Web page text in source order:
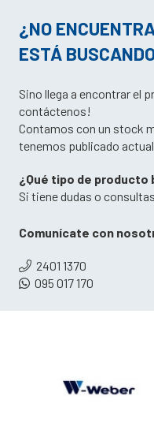
¿NO
ESTÁ
Sino llega a encontrar el
contáctenos!
Contamos con un stock
tenemos publicado
¿Qué tipo de producto
Si tiene dudas o
Comunícate con
2401 1370
095 017 170